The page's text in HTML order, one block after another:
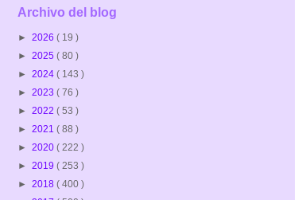
Archivo del blog
► 2026 ( 19 )
► 2025 ( 80 )
► 2024 ( 143 )
► 2023 ( 76 )
► 2022 ( 53 )
► 2021 ( 88 )
► 2020 ( 222 )
► 2019 ( 253 )
► 2018 ( 400 )